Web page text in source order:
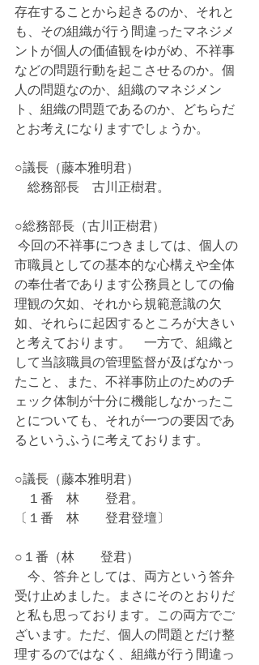
存在することから起きるのか、それと
も、その組織が行う間違ったマネジメ
ントが個人の価値観をゆがめ、不祥事
などの問題行動を起こさせるのか。個
人の問題なのか、組織のマネジメン
ト、組織の問題であるのか、どちらだ
とお考えになりますでしょうか。
○議長（藤本雅明君）
総務部長　古川正樹君。
○総務部長（古川正樹君）
市職員としての基本的な心構えや全体
の奉仕者であります公務員としての倫
理観の欠如、それから規範意識の欠
如、それらに起因するところが大きい
と考えております。　一方で、組織と
して当該職員の管理監督が及ばなかっ
たこと、また、不祥事防止のためのチ
ェック体制が十分に機能しなかったこ
とについても、それが一つの要因であ
るというふうに考えております。
○議長（藤本雅明君）
１番　林　　登君。
〔１番　林　　登君登壇〕
○１番（林　　登君）
今、答弁としては、両方という答弁
受け止めました。まさにそのとおりだ
と私も思っております。この両方でご
ざいます。ただ、個人の問題とだけ整
理するのではなく、組織が行う間違っ